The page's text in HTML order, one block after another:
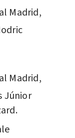
Madrid,
Madrid,
Júnior